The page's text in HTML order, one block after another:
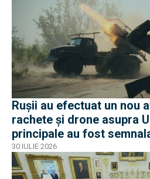
Rușii au efectuat un nou
rachete și drone asupra
principale au fost
30 IULIE 2026